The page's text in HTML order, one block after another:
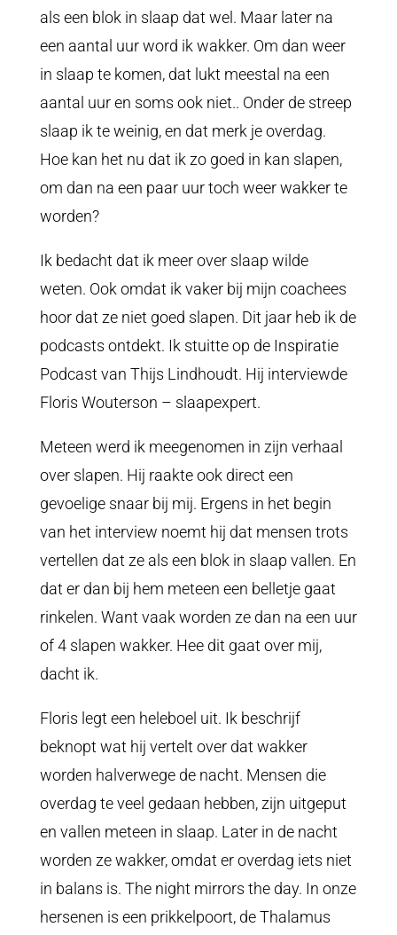
als een blok in slaap dat wel. Maar later na
een aantal uur word ik wakker. Om dan weer
in slaap te komen, dat lukt meestal na een
aantal uur en soms ook niet.. Onder de streep
slaap ik te weinig, en dat merk je overdag.
Hoe kan het nu dat ik zo goed in kan slapen,
om dan na een paar uur toch weer wakker te
worden?
Ik bedacht dat ik meer over slaap wilde
weten. Ook omdat ik vaker bij mijn coachees
hoor dat ze niet goed slapen. Dit jaar heb ik de
podcasts ontdekt. Ik stuitte op de Inspiratie
Podcast van Thijs Lindhoudt. Hij interviewde
Floris Wouterson – slaapexpert.
Meteen werd ik meegenomen in zijn verhaal
over slapen. Hij raakte ook direct een
gevoelige snaar bij mij. Ergens in het begin
van het interview noemt hij dat mensen trots
vertellen dat ze als een blok in slaap vallen. En
dat er dan bij hem meteen een belletje gaat
rinkelen. Want vaak worden ze dan na een uur
of 4 slapen wakker. Hee dit gaat over mij,
dacht ik.
Floris legt een heleboel uit. Ik beschrijf
beknopt wat hij vertelt over dat wakker
worden halverwege de nacht. Mensen die
overdag te veel gedaan hebben, zijn uitgeput
en vallen meteen in slaap. Later in de nacht
worden ze wakker, omdat er overdag iets niet
in balans is. The night mirrors the day. In onze
hersenen is een prikkelpoort, de Thalamus